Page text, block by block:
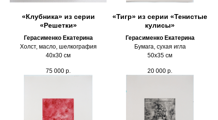
«Клубника» из серии
«Решетки»
Герасименко Екатерина
Холст, масло, шелкография
40х30 см
75 000 р.
«Тигр» из серии «Тенистые
кулисы»
Герасименко Екатерина
Бумага, сухая игла
50х35 см
20 000 р.